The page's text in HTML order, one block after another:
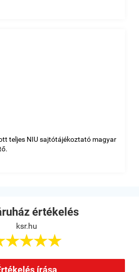
teljes NIU sajtótájékoztató magyar
értékelés
ksr.hu

írása